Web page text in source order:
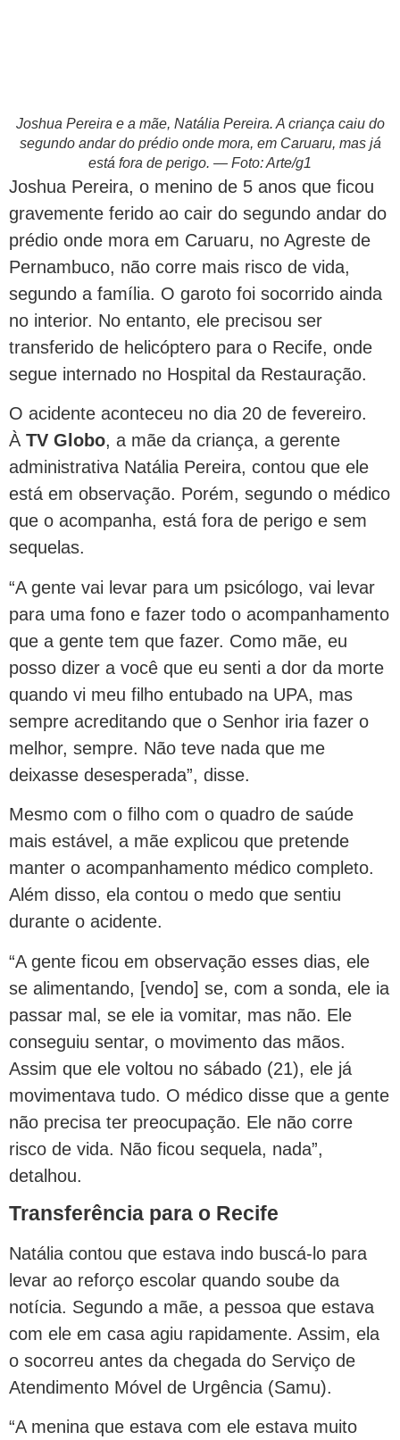
Joshua Pereira e a mãe, Natália Pereira. A criança caiu do
segundo andar do prédio onde mora, em Caruaru, mas já
está fora de perigo. — Foto: Arte/g1
Joshua Pereira, o menino de 5 anos que ficou
gravemente ferido ao cair do segundo andar do
prédio onde mora em Caruaru, no Agreste de
Pernambuco, não corre mais risco de vida,
segundo a família. O garoto foi socorrido ainda
no interior. No entanto, ele precisou ser
transferido de helicóptero para o Recife, onde
segue internado no Hospital da Restauração.
O acidente aconteceu no dia 20 de fevereiro.
À TV Globo, a mãe da criança, a gerente
administrativa Natália Pereira, contou que ele
está em observação. Porém, segundo o médico
que o acompanha, está fora de perigo e sem
sequelas.
“A gente vai levar para um psicólogo, vai levar
para uma fono e fazer todo o acompanhamento
que a gente tem que fazer. Como mãe, eu
posso dizer a você que eu senti a dor da morte
quando vi meu filho entubado na UPA, mas
sempre acreditando que o Senhor iria fazer o
melhor, sempre. Não teve nada que me
deixasse desesperada”, disse.
Mesmo com o filho com o quadro de saúde
mais estável, a mãe explicou que pretende
manter o acompanhamento médico completo.
Além disso, ela contou o medo que sentiu
durante o acidente.
“A gente ficou em observação esses dias, ele
se alimentando, [vendo] se, com a sonda, ele ia
passar mal, se ele ia vomitar, mas não. Ele
conseguiu sentar, o movimento das mãos.
Assim que ele voltou no sábado (21), ele já
movimentava tudo. O médico disse que a gente
não precisa ter preocupação. Ele não corre
risco de vida. Não ficou sequela, nada”,
detalhou.
Transferência para o Recife
Natália contou que estava indo buscá-lo para
levar ao reforço escolar quando soube da
notícia. Segundo a mãe, a pessoa que estava
com ele em casa agiu rapidamente. Assim, ela
o socorreu antes da chegada do Serviço de
Atendimento Móvel de Urgência (Samu).
“A menina que estava com ele estava muito